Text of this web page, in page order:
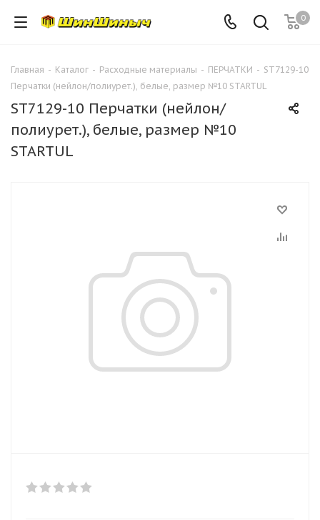
0
Главная - Каталог - Расходные материалы - ПЕРЧАТКИ - ST7129-10
Перчатки (нейлон/полиурет.), белые, размер №10 STARTUL
ST7129-10 Перчатки (нейлон/
полиурет.), белые, размер №10
STARTUL